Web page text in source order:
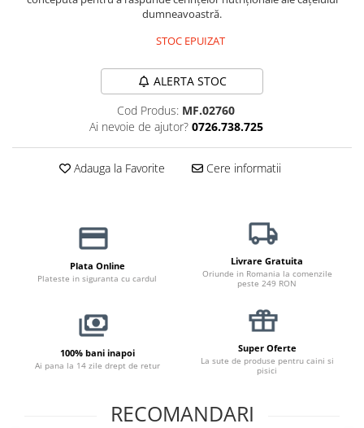
Haine Câini
Zgărzi & Hamuri
dumneavoastră.
STOC EPUIZAT
ALERTA STOC
Cod Produs: MF.02760
Ai nevoie de ajutor? 0726.738.725
Adauga la Favorite Cere informatii
Plata Online
Plateste in siguranta cu cardul
Livrare Gratuita
Oriunde in Romania la comenzile
peste 249 RON
100% bani inapoi
Ai pana la 14 zile drept de retur
Super Oferte
La sute de produse pentru caini si
pisici
RECOMANDARI